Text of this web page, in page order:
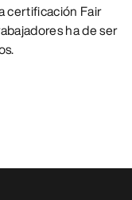
certificación Fair
ha de ser